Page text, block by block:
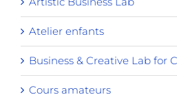
Atelier enfants
Business & Creative Lab for
Cours amateurs